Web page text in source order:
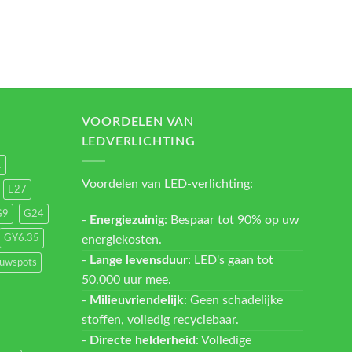
E27
G24
GY6.35
VOORDELEN VAN
LEDVERLICHTING
Voordelen van LED-verlichting:
- Energiezuinig: Bespaar tot 90% op uw
energiekosten.
- Lange levensduur: LED's gaan tot
50.000 uur mee.
- Milieuvriendelijk: Geen schadelijke
stoffen, volledig recyclebaar.
- Directe helderheid : Volledige